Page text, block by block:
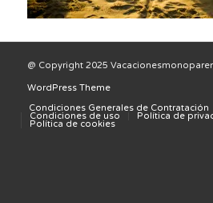
@ Copyright 2025
WordPress Theme
Condiciones Generales de Contratación
Condiciones de uso Política de
Política de cookies